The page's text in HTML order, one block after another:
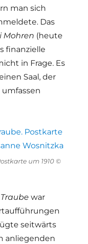
man sich
Das
Mohren (heute
finanzielle
in Frage. Es
Saal, der
umfassen
um 1910 ©
war
seitwärts
anliegenden